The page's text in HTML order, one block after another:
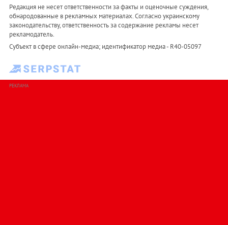
Редакция не несет ответственности за факты и оценочные суждения,
обнародованные в рекламных материалах. Согласно украинскому
законодательству, ответственность за содержание рекламы несет
рекламодатель.
Субъект в сфере онлайн-медиа; идентификатор медиа - R40-05097
РЕКЛАМА